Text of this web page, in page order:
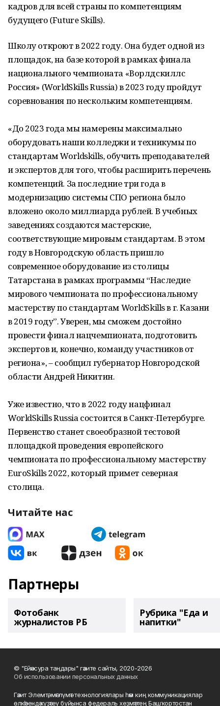
кадров для всей страны по компетенциям
будущего (Future Skills).
Школу откроют в 2022 году. Она будет одной из
площадок, на базе которой в рамках финала
национального чемпионата «Ворлдскиллс
Россия» (WorldSkills Russia) в 2023 году пройдут
соревнования по нескольким компетенциям.
«До 2023 года мы намерены максимально
оборудовать наши колледжи и техникумы по
стандартам Worldskills, обучить преподавателей
и экспертов для того, чтобы расширить перечень
компетенций. За последние три года в
модернизацию системы СПО региона было
вложено около миллиарда рублей. В учебных
заведениях создаются мастерские,
соответствующие мировым стандартам. В этом
году в Новгородскую область пришло
современное оборудование из столицы
Татарстана в рамках программы “Наследие
мирового чемпионата по профессиональному
мастерству по стандартам WorldSkills в г. Казани
в 2019 году”. Уверен, мы сможем достойно
провести финал нацчемпионата, подготовить
экспертов и, конечно, команду участников от
региона», – сообщил губернатор Новгородской
области Андрей Никитин.
Уже известно, что в 2022 году нацфинал
WorldSkills Russia состоится в Санкт-Петербурге.
Первенство станет своеобразной тестовой
площадкой проведения европейского
чемпионата по профессиональному мастерству
EuroSkills 2022, который примет северная
столица.
Читайте нас
Партнеры
Фотобанк
журналистов РБ
Рубрика "Еда и
напитки"
© "Ейәнсура таңдары" гәзите сайты, 2020-2026
Об использовании персональных данных
Гәзит Элемтә, мәғлүмәт технологиялары һәм киң коммуникациялар
өлкәһендә күҙәтеү буйынса федераль хеҙмәттең Башҡортостан